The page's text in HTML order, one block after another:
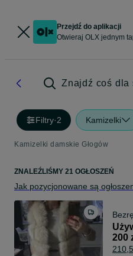
Przejdź do aplikacji
Otwieraj OLX jednym
Znajdź coś dla
Filtry·2 Kamizelki
Kamizelki damskie Głogów
ZNALEŹLIŚMY 21 OGŁOSZEŃ
Jak pozycjonowane są
200